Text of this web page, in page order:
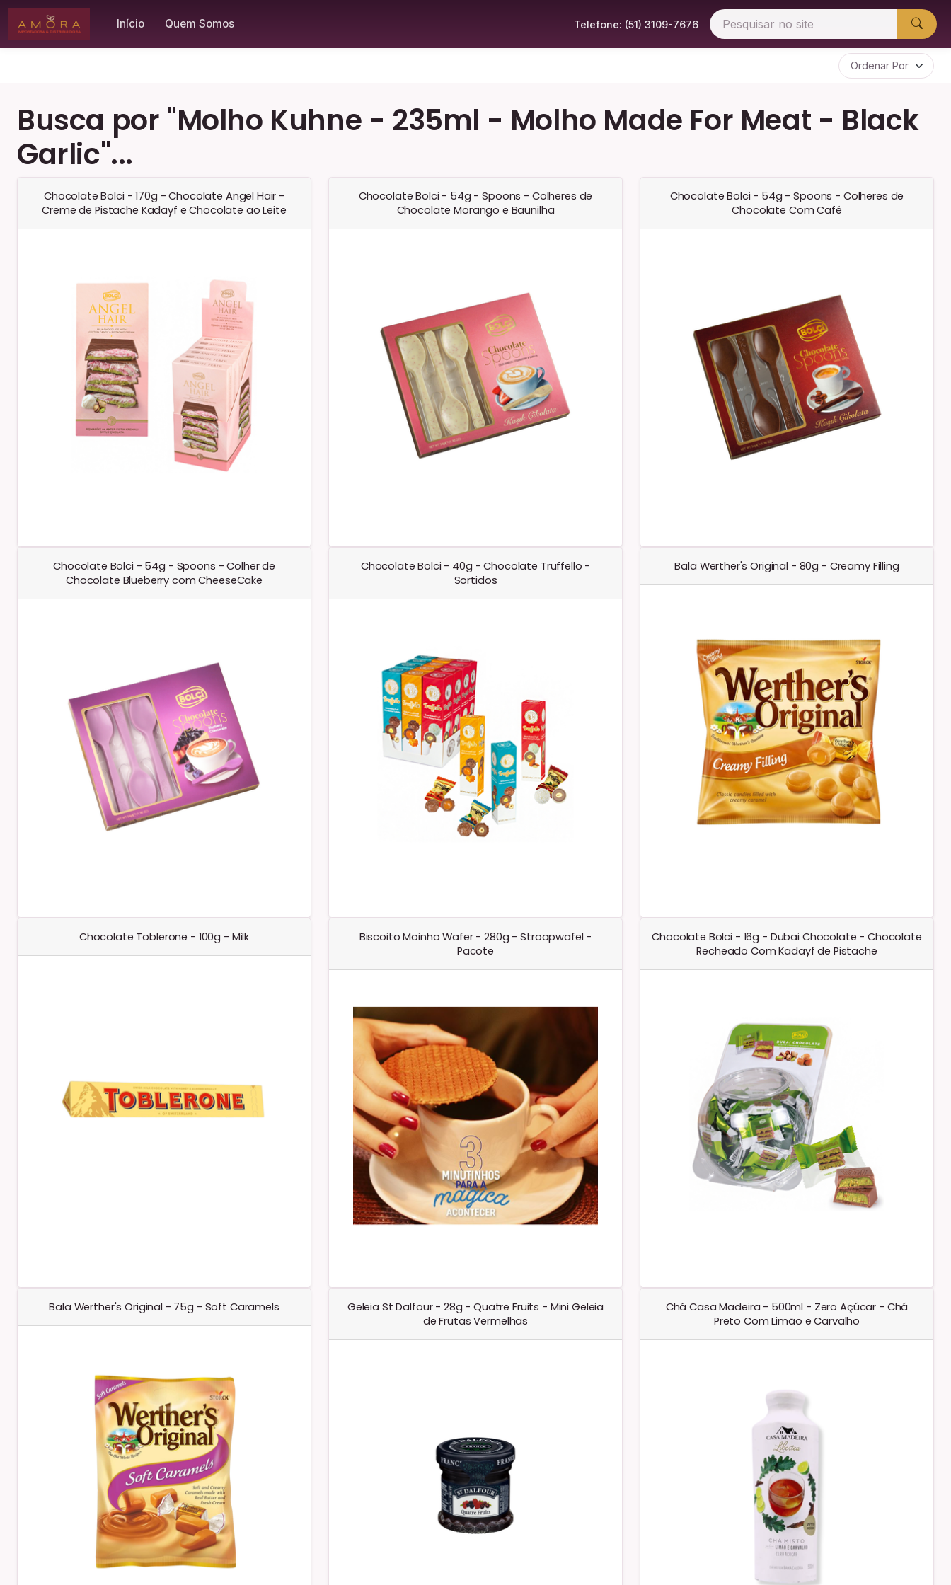
Início Quem Somos Telefone: (51) 3109-7676
Busca por "Molho Kuhne - 235ml - Molho Made For Meat - Black
Garlic"...
Chocolate Bolci - 170g - Chocolate Angel Hair -
Creme de Pistache Kadayf e Chocolate ao Leite
Chocolate Bolci - 54g - Spoons - Colheres de
Chocolate Morango e Baunilha
Chocolate Bolci - 54g - Spoons - Colheres de
Chocolate Com Café
Chocolate Bolci - 54g - Spoons - Colher de
Chocolate Blueberry com CheeseCake
Chocolate Bolci - 40g - Chocolate Truffello -
Sortidos
Bala Werther's Original - 80g - Creamy Filling
Chocolate Toblerone - 100g - Milk
Biscoito Moinho Wafer - 280g - Stroopwafel -
Pacote
Chocolate Bolci - 16g - Dubai Chocolate - Chocolate
Recheado Com Kadayf de Pistache
Bala Werther's Original - 75g - Soft Caramels
Geleia St Dalfour - 28g - Quatre Fruits - Mini Geleia
de Frutas Vermelhas
Chá Casa Madeira - 500ml - Zero Açúcar - Chá
Preto Com Limão e Carvalho